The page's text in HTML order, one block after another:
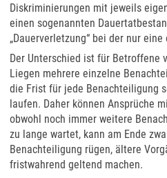
Diskriminierungen mit jeweils
einen sogenannten
„Dauerverletzung“ bei der nur
Der Unterschied ist für Betroffene
Liegen mehrere einzelne
die Frist für jede Benachteiligung
laufen. Daher können Ansprüche
obwohl noch immer weitere
zu lange wartet, kann am Ende
Benachteiligung rügen, ältere
fristwahrend geltend machen.